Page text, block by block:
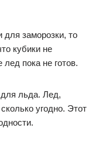
для заморозки, то
кубики не
пока не готов.
льда. Лед,
угодно. Этот